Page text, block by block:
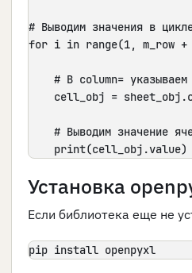
# Выводим значения в
for i in range(1, m_row
# В column=
cell_obj =
# Выводим значение
    print(cell_obj.value)
Установка
Если библиотека еще не
pip install openpyxl